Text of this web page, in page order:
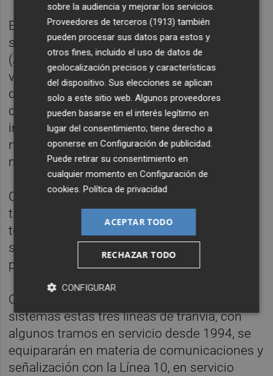
El proyecto ha incluido la instalación de un
sistema automático de protección de tren
(ATP) para supervisión y control de
velocidades por geometría de vía y aspectos
de la señalización. De esta forma, si el tren
detecta que hay que frenar en una
intersección lo hará automáticamente sin
necesidad de que lo ejecute de forma
manual el conductor.
Como parte del proyecto, ha sido necesaria
también la construcción de diez cuartos
técnicos para albergar los sistemas de
señalización y comunicaciones necesarios
para el correcto funcionamiento de la red.
Con la renovación y actualización de estos
sistemas estas tres líneas de tranvía, con
algunos tramos en servicio desde 1994, se
equipararán en materia de comunicaciones y
señalización con la Línea 10, en servicio
sobre la audiencia y mejorar los servicios.
Proveedores de terceros (1913) también
pueden procesar sus datos para estos y
otros fines, incluido el uso de datos de
geolocalización precisos y características
del dispositivo. Sus elecciones se aplican
solo a este sitio web. Algunos proveedores
pueden basarse en el interés legítimo en
lugar del consentimiento; tiene derecho a
oponerse enConfiguración de publicidad
Puede retirar su consentimiento en
cualquier momento enConfiguración de
cookies .Política de privacidad
ACEPTAR TODO
RECHAZAR TODO
CONFIGURAR